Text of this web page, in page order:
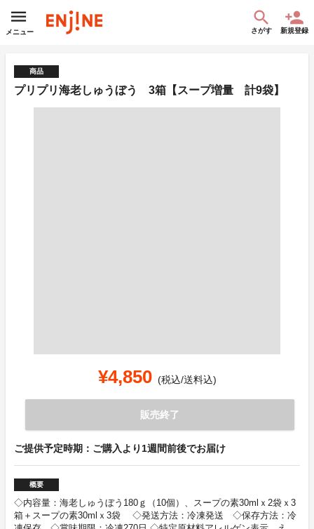
メニュー さがす 新規登録
商品
プリプリ海老しゅうぼう 3箱【スープ増量 計9袋】
¥4,850 (税込/送料込)
販売終了
ご提供予定時期：ご購入より1週間前後でお届け
概要
◇内容量：海老しゅうぼう180ｇ（10個）、スープの素30mlｘ2袋ｘ3
箱＋スープの素30mlｘ3袋 ◇発送方法：冷凍発送 ◇保存方法：冷